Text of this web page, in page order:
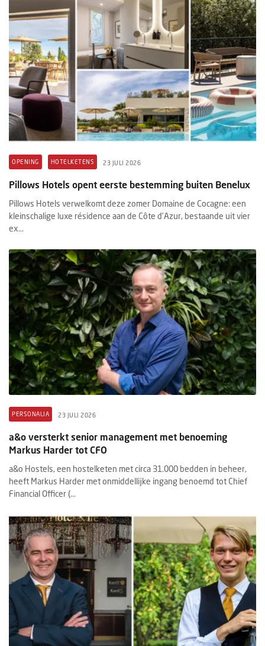
OPENING HOTELKETENS 23 JULI 2026
Pillows Hotels opent eerste bestemming buiten Benelux
Pillows Hotels verwelkomt deze zomer Domaine de Cocagne: een
kleinschalige luxe résidence aan de Côte d’Azur, bestaande uit vier
ex...
PERSONALIA 23 JULI 2026
a&o versterkt senior management met benoeming
Markus Harder tot CFO
a&o Hostels, een hostelketen met circa 31.000 bedden in beheer,
heeft Markus Harder met onmiddellijke ingang benoemd tot Chief
Financial Officer (...